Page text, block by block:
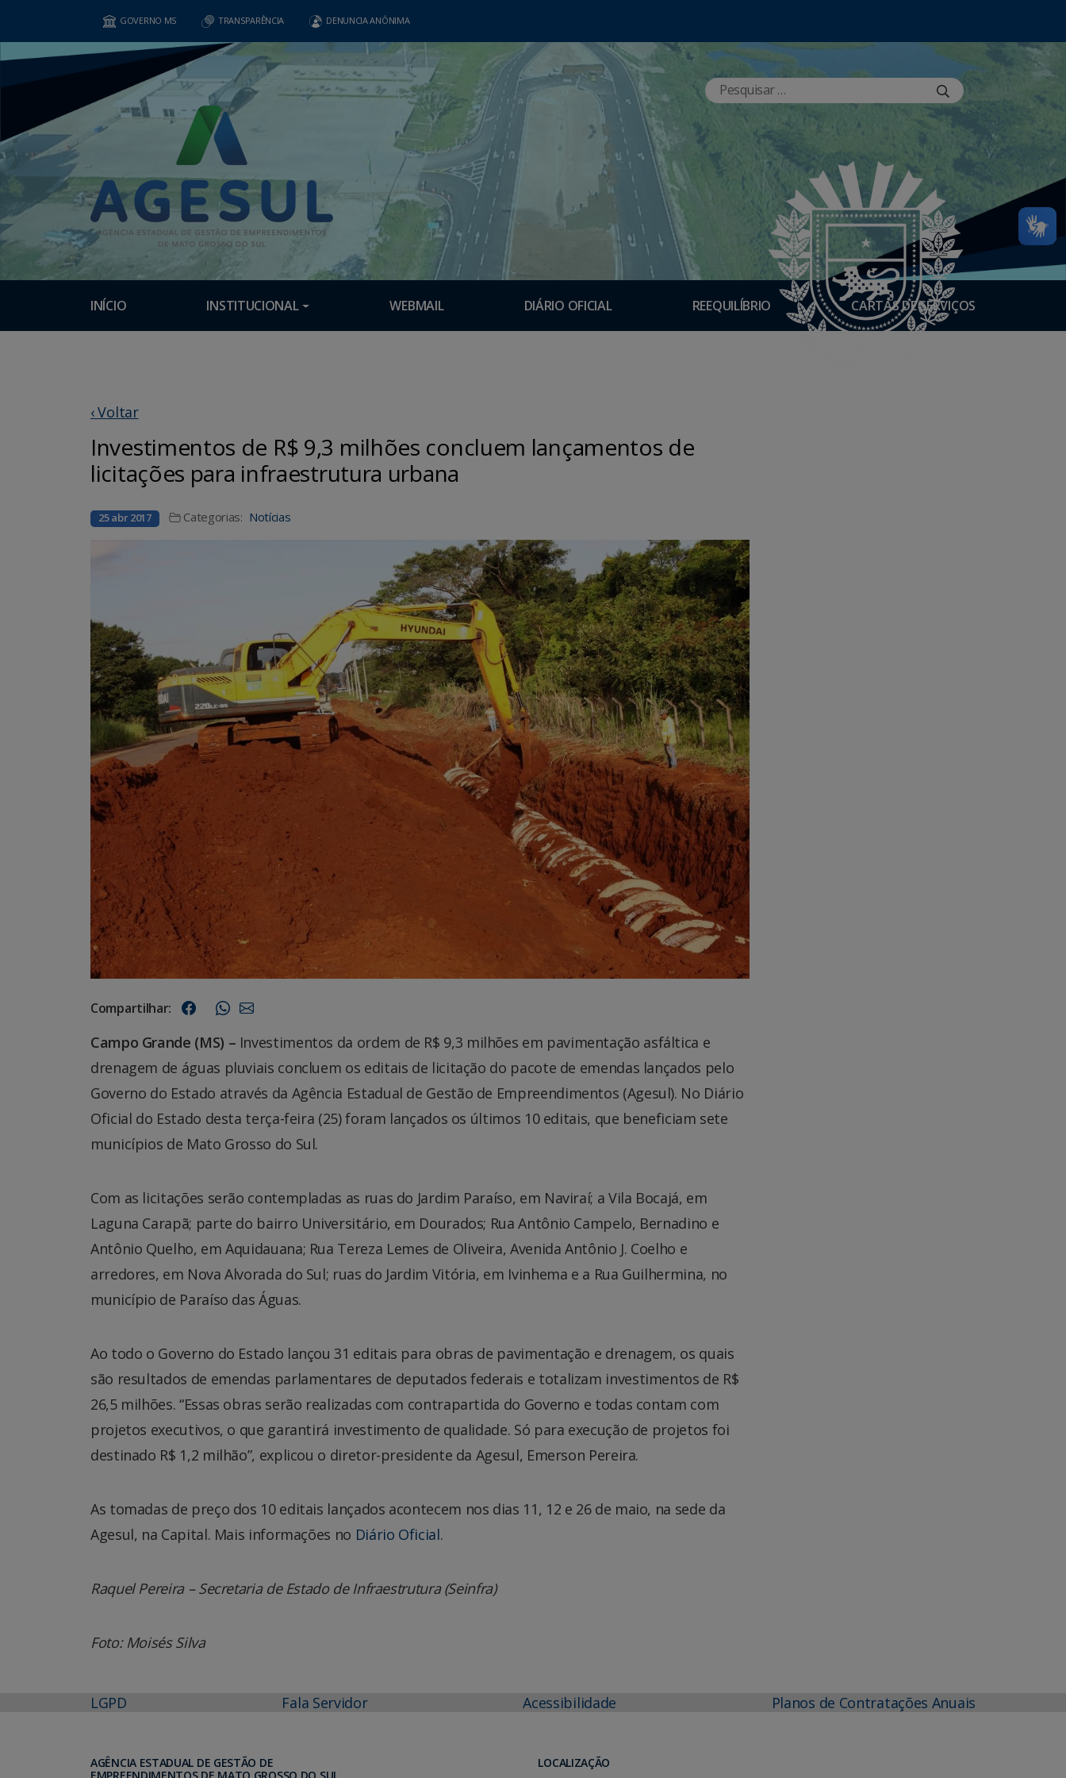
GOVERNO MS TRANSPARÊNCIA DENUNCIA ANÔNIMA
INÍCIO INSTITUCIONAL WEBMAIL DIÁRIO OFICIAL REEQUILÍBRIO CARTAS DE SERVIÇOS
‹ Voltar
Investimentos de R$ 9,3 milhões concluem lançamentos de
licitações para infraestrutura urbana
25 abr 2017 Categorias: Notícias
Compartilhar:
Campo Grande (MS) – Investimentos da ordem de R$ 9,3 milhões em pavimentação asfáltica e
drenagem de águas pluviais concluem os editais de licitação do pacote de emendas lançados pelo
Governo do Estado através da Agência Estadual de Gestão de Empreendimentos (Agesul). No Diário
Oficial do Estado desta terça-feira (25) foram lançados os últimos 10 editais, que beneficiam sete
municípios de Mato Grosso do Sul.
Com as licitações serão contempladas as ruas do Jardim Paraíso, em Naviraí; a Vila Bocajá, em
Laguna Carapã; parte do bairro Universitário, em Dourados; Rua Antônio Campelo, Bernadino e
Antônio Quelho, em Aquidauana; Rua Tereza Lemes de Oliveira, Avenida Antônio J. Coelho e
arredores, em Nova Alvorada do Sul; ruas do Jardim Vitória, em Ivinhema e a Rua Guilhermina, no
município de Paraíso das Águas.
Ao todo o Governo do Estado lançou 31 editais para obras de pavimentação e drenagem, os quais
são resultados de emendas parlamentares de deputados federais e totalizam investimentos de R$
26,5 milhões. “Essas obras serão realizadas com contrapartida do Governo e todas contam com
projetos executivos, o que garantirá investimento de qualidade. Só para execução de projetos foi
destinado R$ 1,2 milhão”, explicou o diretor-presidente da Agesul, Emerson Pereira.
As tomadas de preço dos 10 editais lançados acontecem nos dias 11, 12 e 26 de maio, na sede da
Agesul, na Capital. Mais informações no Diário Oficial.
Raquel Pereira – Secretaria de Estado de Infraestrutura (Seinfra)
Foto: Moisés Silva
LGPD Fala Servidor Acessibilidade Planos de Contratações Anuais
AGÊNCIA ESTADUAL DE GESTÃO DE
LOCALIZAÇÃO